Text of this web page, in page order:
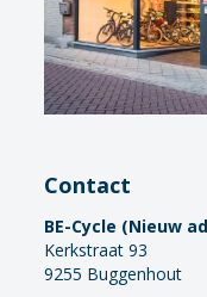
Contact
BE-Cycle (Nieuw
Kerkstraat 93
9255 Buggenhout